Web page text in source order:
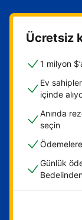
Ücretsiz
1 milyon
Ev
içinde
Anında
seçin
Günlük